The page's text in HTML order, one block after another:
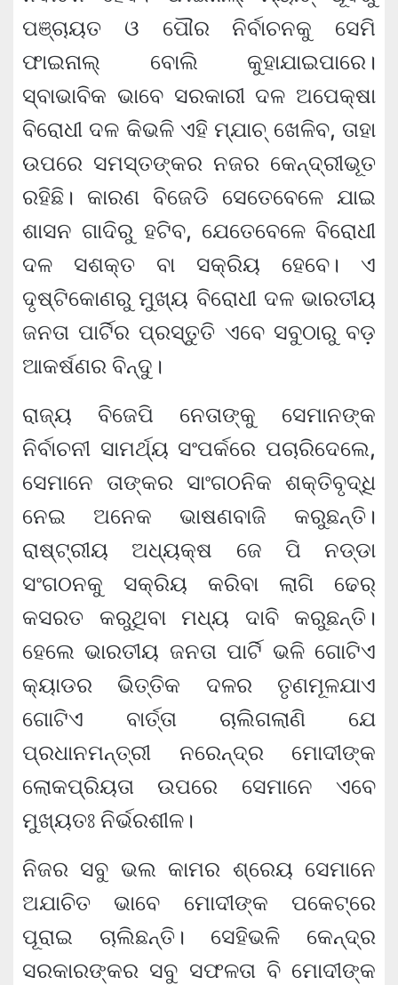
ପଞ୍ଚାୟତ ଓ ପୌର ନିର୍ବାଚନକୁ ସେମି
ଫାଇନାଲ୍ ବୋଲି କୁହାଯାଇପାରେ।
ସ୍ବାଭାବିକ ଭାବେ ସରକାରୀ ଦଳ ଅପେକ୍ଷା
ବିରୋଧୀ ଦଳ କିଭଳି ଏହି ମ୍ଯାଚ୍ ଖେଳିବ, ତାହା
ଉପରେ ସମସ୍ତଙ୍କର ନଜର କେନ୍ଦ୍ରୀଭୂତ
ରହିଛି। କାରଣ ବିଜେଡି ସେତେବେଳେ ଯାଇ
ଶାସନ ଗାଦିରୁ ହଟିବ, ଯେତେବେଳେ ବିରୋଧୀ
ଦଳ ସଶକ୍ତ ବା ସକ୍ରିୟ ହେବେ। ଏ
ଦୃଷ୍ଟିକୋଣରୁ ମୁଖ୍ୟ ବିରୋଧୀ ଦଳ ଭାରତୀୟ
ଜନତା ପାର୍ଟିର ପ୍ରସ୍ତୁତି ଏବେ ସବୁଠାରୁ ବଡ଼
ଆକର୍ଷଣର ବିନ୍ଦୁ।
ରାଜ୍ୟ ବିଜେପି ନେତାଙ୍କୁ ସେମାନଙ୍କ
ନିର୍ବାଚନୀ ସାମର୍ଥ୍ୟ ସଂପର୍କରେ ପଚାରିଦେଲେ,
ସେମାନେ ତାଙ୍କର ସାଂଗଠନିକ ଶକ୍ତିବୃଦ୍ଧି
ନେଇ ଅନେକ ଭାଷଣବାଜି କରୁଛନ୍ତି।
ରାଷ୍ଟ୍ରୀୟ ଅଧ୍ୟକ୍ଷ ଜେ ପି ନଡ୍ଡା
ସଂଗଠନକୁ ସକ୍ରିୟ କରିବା ଲାଗି ଢେର୍
କସରତ କରୁଥିବା ମଧ୍ୟ ଦାବି କରୁଛନ୍ତି।
ହେଲେ ଭାରତୀୟ ଜନତା ପାର୍ଟି ଭଳି ଗୋଟିଏ
କ୍ୟାଡର ଭିତ୍ତିକ ଦଳର ତୃଣମୂଳଯାଏ
ଗୋଟିଏ ବାର୍ତ୍ତା ଚାଲିଗଲାଣି ଯେ
ପ୍ରଧାନମନ୍ତ୍ରୀ ନରେନ୍ଦ୍ର ମୋଦୀଙ୍କ
ଲୋକପ୍ରିୟତା ଉପରେ ସେମାନେ ଏବେ
ମୁଖ୍ୟତଃ ନିର୍ଭରଶୀଳ।
ନିଜର ସବୁ ଭଲ କାମର ଶ୍ରେୟ ସେମାନେ
ଅଯାଚିତ ଭାବେ ମୋଦୀଙ୍କ ପକେଟ୍‌ରେ
ପୂରାଇ ଚାଲିଛନ୍ତି। ସେହିଭଳି କେନ୍ଦ୍ର
ସରକାରଙ୍କର ସବୁ ସଫଳତା ବି ମୋଦୀଙ୍କ